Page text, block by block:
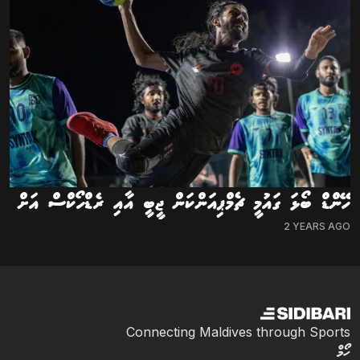
ހޭންޑް ބޯޅަ ގައުމީ ޗެމްޕިއަންކަން ޖީބީ އާއި ރެޑްހޯކްސް އަށް
2 YEARS AGO
Connecting Maldives through Sports
ހޯމް